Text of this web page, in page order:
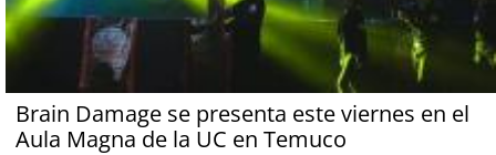
Brain Damage se presenta este viernes en el
Aula Magna de la UC en Temuco